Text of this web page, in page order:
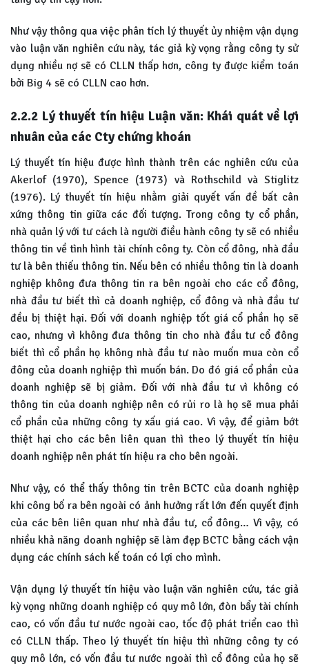
Như vậy thông qua việc phân tích lý thuyết ủy nhiệm vận dụng
vào luận văn nghiên cứu này, tác giả kỳ vọng rằng công ty sử
dụng nhiều nợ sẽ có CLLN thấp hơn, công ty được kiểm toán
bởi Big 4 sẽ có CLLN cao hơn.
2.2.2 Lý thuyết tín hiệu Luận văn: Khái quát về lợi
nhuân của các Cty chứng khoán
Lý thuyết tín hiệu được hình thành trên các nghiên cứu của
Akerlof (1970), Spence (1973) và Rothschild và Stiglitz
(1976). Lý thuyết tín hiệu nhằm giải quyết vấn đề bất cân
xứng thông tin giữa các đối tượng. Trong công ty cổ phần,
nhà quản lý với tư cách là người điều hành công ty sẽ có nhiều
thông tin về tình hình tài chính công ty. Còn cổ đông, nhà đầu
tư là bên thiếu thông tin. Nếu bên có nhiều thông tin là doanh
nghiệp không đưa thông tin ra bên ngoài cho các cổ đông,
nhà đầu tư biết thì cả doanh nghiệp, cổ đông và nhà đầu tư
đều bị thiệt hại. Đối với doanh nghiệp tốt giá cổ phần họ sẽ
cao, nhưng vì không đưa thông tin cho nhà đầu tư cổ đông
biết thì cổ phần họ không nhà đầu tư nào muốn mua còn cổ
đông của doanh nghiệp thì muốn bán. Do đó giá cổ phần của
doanh nghiệp sẽ bị giảm. Đối với nhà đầu tư vì không có
thông tin của doanh nghiệp nên có rủi ro là họ sẽ mua phải
cổ phần của những công ty xấu giá cao. Vì vậy, để giảm bớt
thiệt hại cho các bên liên quan thì theo lý thuyết tín hiệu
doanh nghiệp nên phát tín hiệu ra cho bên ngoài.
Như vậy, có thể thấy thông tin trên BCTC của doanh nghiệp
khi công bố ra bên ngoài có ảnh hưởng rất lớn đến quyết định
của các bên liên quan như nhà đầu tư, cổ đông… Vì vậy, có
nhiều khả năng doanh nghiệp sẽ làm đẹp BCTC bằng cách vận
dụng các chính sách kế toán có lợi cho mình.
Vận dụng lý thuyết tín hiệu vào luận văn nghiên cứu, tác giả
kỳ vọng những doanh nghiệp có quy mô lớn, đòn bẩy tài chính
cao, có vốn đầu tư nước ngoài cao, tốc độ phát triển cao thì
có CLLN thấp. Theo lý thuyết tín hiệu thì những công ty có
quy mô lớn, có vốn đầu tư nước ngoài thì cổ đông của họ sẽ